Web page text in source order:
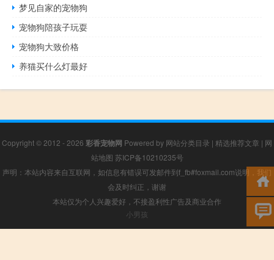
梦见自家的宠物狗
宠物狗陪孩子玩耍
宠物狗大致价格
养猫买什么灯最好
Copyright © 2012 - 2026 彩香宠物网 Powered by 网站分类目录 | 精选推荐文章 | 网
站地图 苏ICP备10210235号
声明：本站内容来自互联网，如信息有错误可发邮件到f_fb#foxmail.com说明，我们
会及时纠正，谢谢
本站仅为个人兴趣爱好，不接盈利性广告及商业合作
小男孩